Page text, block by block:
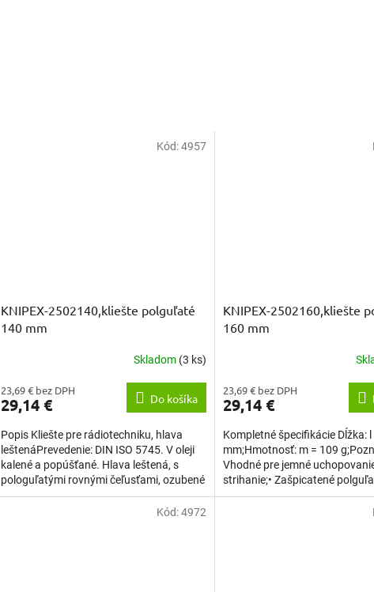
KNIPEX-2502140,kliešte polguľaté
140 mm
Skladom (3 ks)
23,69 € bez DPH
29,14 € Do košíka
Popis Kliešte pre rádiotechniku, hlava
leštenáPrevedenie: DIN ISO 5745. V oleji
kalené a popúšťané. Hlava leštená, s
pologuľatými rovnými čeľusťami, ozubené
úchopové plochy,...
Kód:4957
KNIPEX-2502160,kliešte
160 mm
23,69 € bez DPH
29,14 €
Kompletné špecifikácie Dĺžka: l
mm;Hmotnosť: m = 109
Vhodné pre jemné
strihanie;• Zašpicatené
Plochy čeľustí...
Kód:4972